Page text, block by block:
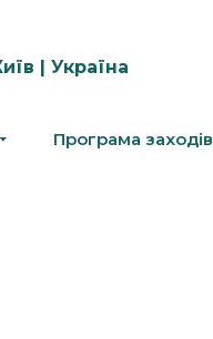
| Україна
Програма заходів